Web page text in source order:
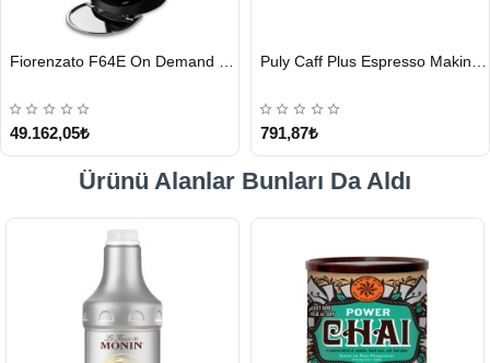
GÖNDERİ
49.162,05₺
GÖNDERİ
791,87₺
Ürünü Alanlar Bunları Da Aldı